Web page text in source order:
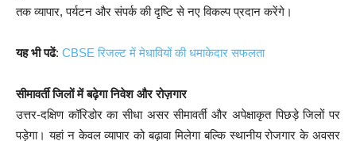
तक व्यापार, पर्यटन और संपर्क की दृष्टि से नए विकल्प प्रदान करेंगे।
यह भी पढें: CBSE रिजल्ट में मेधावियों की धमाकेदार सफलता
सीमावर्ती जिलों में बढ़ेगा निवेश और रोज़गार
उत्तर-दक्षिण कॉरिडोर का सीधा असर सीमावर्ती और अपेक्षाकृत पिछड़े जिलों पर
पड़ेगा। यहां न केवल व्यापार को बढ़ावा मिलेगा बल्कि स्थानीय रोजगार के अवसर